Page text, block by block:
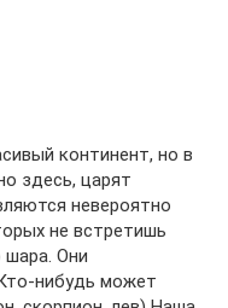
континент, но в
здесь, царят
невероятно
не встретишь
шара. Они
нибудь может